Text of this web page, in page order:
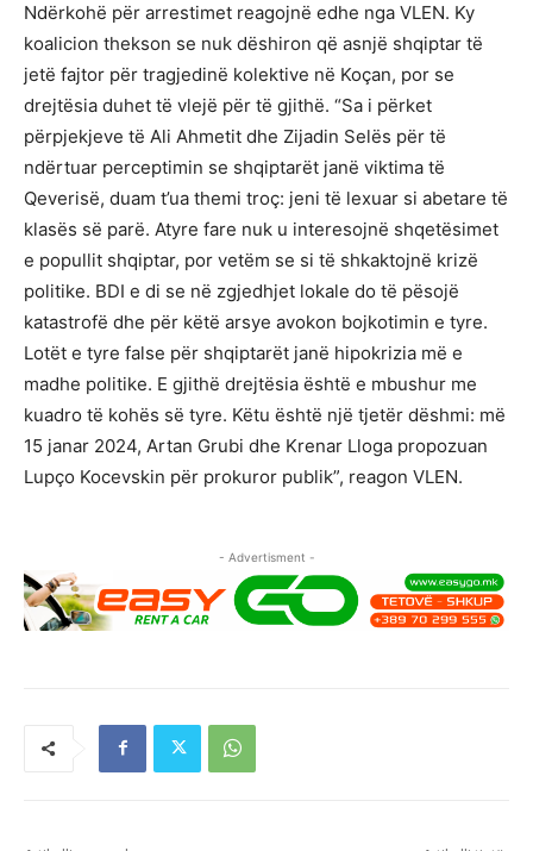
Ndërkohë për arrestimet reagojnë edhe nga VLEN. Ky
koalicion thekson se nuk dëshiron që asnjë shqiptar të
jetë fajtor për tragjedinë kolektive në Koçan, por se
drejtësia duhet të vlejë për të gjithë. “Sa i përket
përpjekjeve të Ali Ahmetit dhe Zijadin Selës për të
ndërtuar perceptimin se shqiptarët janë viktima të
Qeverisë, duam t’ua themi troç: jeni të lexuar si abetare të
klasës së parë. Atyre fare nuk u interesojnë shqetësimet
e popullit shqiptar, por vetëm se si të shkaktojnë krizë
politike. BDI e di se në zgjedhjet lokale do të pësojë
katastrofë dhe për këtë arsye avokon bojkotimin e tyre.
Lotët e tyre false për shqiptarët janë hipokrizia më e
madhe politike. E gjithë drejtësia është e mbushur me
kuadro të kohës së tyre. Këtu është një tjetër dëshmi: më
15 janar 2024, Artan Grubi dhe Krenar Lloga propozuan
Lupço Kocevskin për prokuror publik”, reagon VLEN.
- Advertisment -